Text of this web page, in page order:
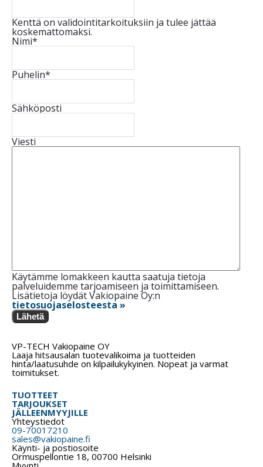
Kenttä on validointitarkoituksiin ja tulee jättää
koskemattomaksi.
Nimi*
Puhelin*
Sähköposti
Viesti
Käytämme lomakkeen kautta saatuja tietoja
palveluidemme tarjoamiseen ja toimittamiseen.
Lisätietoja löydät Vakiopaine Oy:n
tietosuojaselosteesta »
Lähetä
VP-TECH Vakiopaine OY
Laaja hitsausalan tuotevalikoima ja tuotteiden
hinta/laatusuhde on kilpailukykyinen. Nopeat ja varmat
toimitukset.
TUOTTEET
TARJOUKSET
JÄLLEENMYYJILLE
Yhteystiedot
09-70017210
sales@vakiopaine.fi
Käynti- ja postiosoite
Ormuspellontie 18, 00700 Helsinki